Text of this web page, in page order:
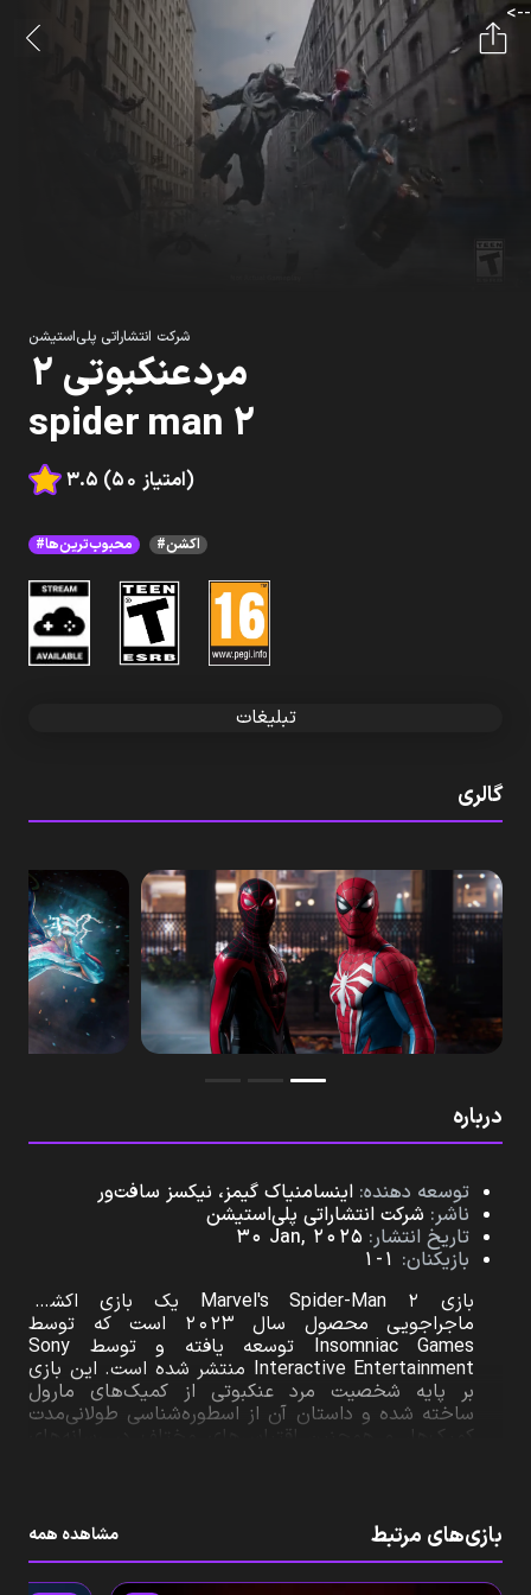
-->
شرکت انتشاراتی پلی‌استیشن
مردعنکبوتی 2
spider man 2
3.5 (50 امتیاز)
#محبوب‌ترین‌ها #اکشن
تبلیغات
گالری
درباره
توسعه‌ دهنده: اینسامنیاک گیمز، نیکسز سافت‌ور
ناشر: شرکت انتشاراتی پلی‌استیشن
تاریخ انتشار: 30 Jan, 2025
بازیکنان: 1-1
بازی Marvel's Spider-Man 2 یک بازی اکشن-
ماجراجویی محصول سال ۲۰۲۳ است که توسط
Insomniac Games توسعه یافته و توسط Sony
Interactive Entertainment منتشر شده است. این بازی
بر پایه شخصیت مرد عنکبوتی از کمیک‌های مارول
ساخته شده و داستان آن از اسطوره‌شناسی طولانی‌مدت
کمیک‌ها، و همچنین اقتباس‌های مختلف در رسانه‌های
Spider-Man: Miles Morales ۲۰۲۰محسوب می‌شود.
داستان بازی پیرامون پیتر پارکر و مایلز مرالز می‌چرخد که
با دشمنانی چون Kraven مواجه می‌شوند، فردی که شهر
بازی‌های مرتبط مشاهده همه